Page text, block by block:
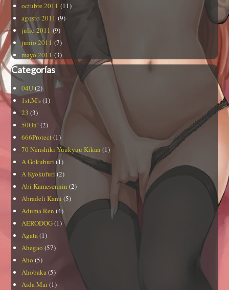
octubre 2011 (11)
agosto 2011 (9)
julio 2011 (9)
junio 2011 (7)
mayo 2011 (3)
Categorías
04U(2)
1st.M's(1)
23 (3)
50On! (2)
666Protect (1)
70 Nenshiki Yuukyuu Kikan (1)
A Gokuburi (1)
A Kyokufuri (2)
Abi Kamesennin (2)
Abradeli Kami (5)
Aduma Ren (4)
AERODOG(1)
Agata (1)
Ahegao (57)
Aho (5)
Ahobaka (5)
Aida Mai (1)